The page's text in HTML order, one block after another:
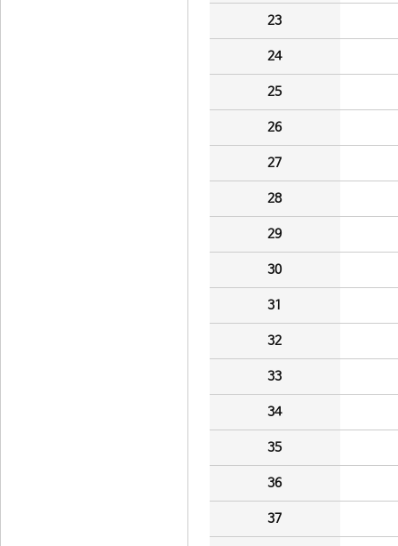
23
24
25
26
27
28
29
30
31
32
33
34
35
36
37